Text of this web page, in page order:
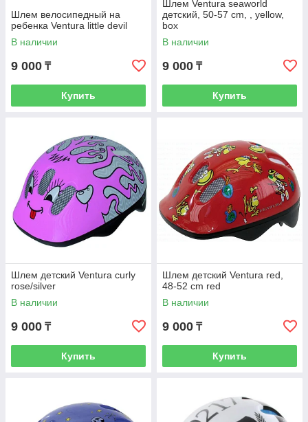
Шлем велосипедный на
ребенка Ventura little devil
В наличии
9 000 ₸
Купить
Шлем Ventura seaworld
детский, 50-57 cm, , yellow,
box
В наличии
9 000 ₸
Купить
Шлем детский Ventura curly
rose/silver
В наличии
9 000 ₸
Купить
Шлем детский Ventura red,
48-52 cm red
В наличии
9 000 ₸
Купить